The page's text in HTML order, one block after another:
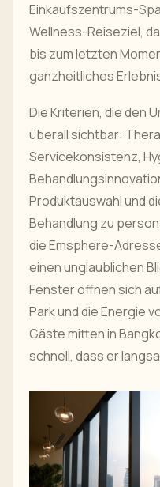
Einkaufszentrums-
Wellness-Reiseziel,
bis zum letzten
ganzheitliches
Die Kriterien, die den
überall sichtbar:
Servicekonsistenz,
Produktauswahl und
Behandlung zu
die Emsphere-
einen unglaublichen
Fenster öffnen sich
Park und die Energie
Gäste mitten in
schnell, dass er